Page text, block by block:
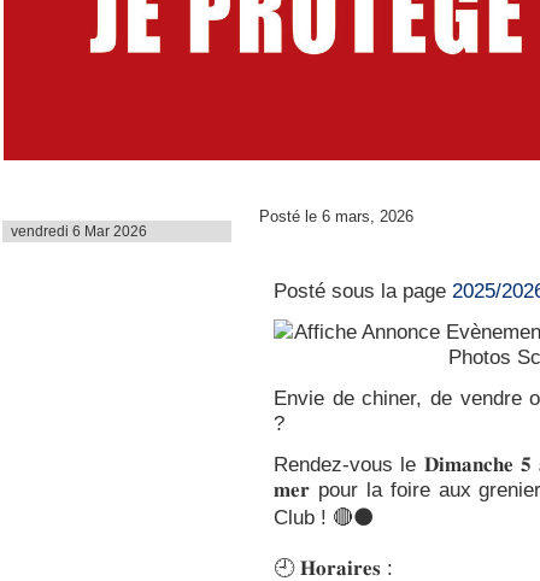
vendredi 6 Mar 2026
Posté le 6 mars, 2026
Posté sous la page 2025/
Envie de chiner, de vendre
?
Rendez-vous le 𝐃𝐢𝐦𝐚𝐧𝐜𝐡𝐞 𝟓
𝐦𝐞𝐫 pour la foire aux
Club ! 🔴⚫️
🕘 𝐇𝐨𝐫𝐚𝐢𝐫𝐞𝐬 :